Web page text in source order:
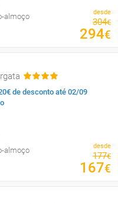
almoço
desde
304€
294€
de desconto até 02/09
almoço
desde
177€
167€